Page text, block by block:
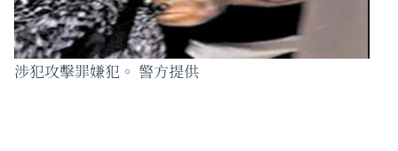
涉犯攻擊罪嫌犯。 警方提供